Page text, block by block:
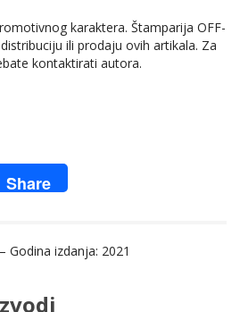
karaktera. Štamparija OFF-
ili prodaju ovih artikala. Za
kontaktirati autora.
Share
Godina izdanja: 2021